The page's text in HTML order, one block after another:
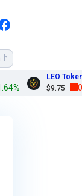
LEO Token
$9.75
0.00%